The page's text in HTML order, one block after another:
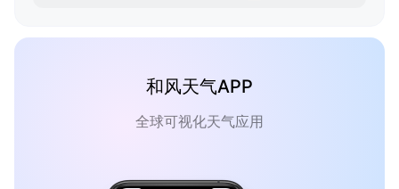
和风天气APP
全球可视化天气应用